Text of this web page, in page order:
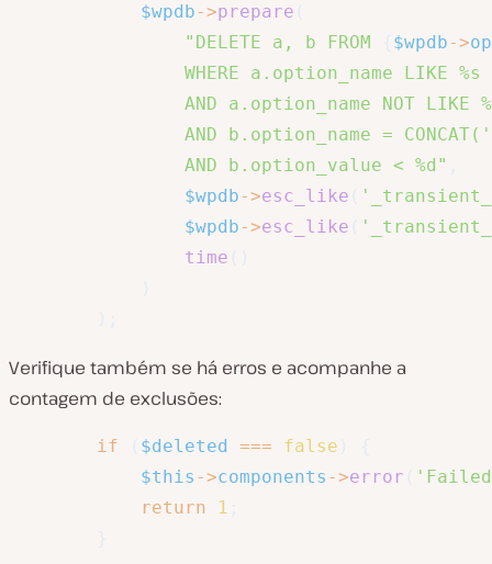
$wpdb->prepare
"DELETE a, b FROM
$wpdb->
                WHERE a.option_name LIKE %s
AND a.option_name NOT LIKE
AND b.option_name =
                AND b.option_value < %d"
$wpdb->esc_like
$wpdb->esc_like
time
Verifique também se há erros e acompanhe a
contagem de exclusões:
if $deleted === false
$this ->components ->error
return
1